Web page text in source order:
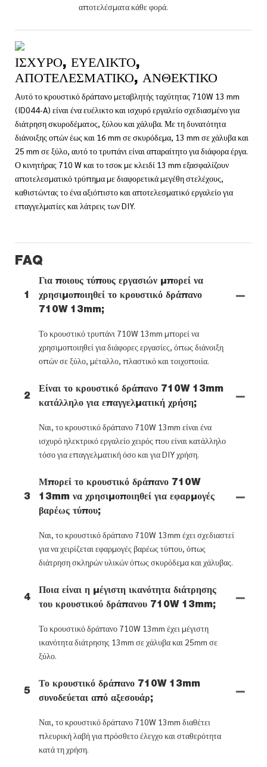
αποτελέσματα κάθε φορά.
ΙΣΧΥΡΌ, ΕΥΈΛΙΚΤΟ,
ΑΠΟΤΕΛΕΣΜΑΤΙΚΌ, ΑΝΘΕΚΤΙΚΌ
Αυτό το κρουστικό δράπανο μεταβλητής ταχύτητας 710W 13 mm
(ID044-A) είναι ένα ευέλικτο και ισχυρό εργαλείο σχεδιασμένο για
διάτρηση σκυροδέματος, ξύλου και χάλυβα. Με τη δυνατότητα
διάνοιξης οπών έως και 16 mm σε σκυρόδεμα, 13 mm σε χάλυβα και
25 mm σε ξύλο, αυτό το τρυπάνι είναι απαραίτητο για διάφορα έργα.
Ο κινητήρας 710 W και το τσοκ με κλειδί 13 mm εξασφαλίζουν
αποτελεσματικό τρύπημα με διαφορετικά μεγέθη στελέχους,
καθιστώντας το ένα αξιόπιστο και αποτελεσματικό εργαλείο για
επαγγελματίες και λάτρεις των DIY.
FAQ
1
Για ποιους τύπους εργασιών μπορεί να
χρησιμοποιηθεί το κρουστικό δράπανο
710W 13mm;
Το κρουστικό τρυπάνι 710W 13mm μπορεί να
χρησιμοποιηθεί για διάφορες εργασίες, όπως διάνοιξη
οπών σε ξύλο, μέταλλο, πλαστικό και τοιχοποιία.
2
Είναι το κρουστικό δράπανο 710W 13mm
κατάλληλο για επαγγελματική χρήση;
Ναι, το κρουστικό δράπανο 710W 13mm είναι ένα
ισχυρό ηλεκτρικό εργαλείο χειρός που είναι κατάλληλο
τόσο για επαγγελματική όσο και για DIY χρήση.
3
Μπορεί το κρουστικό δράπανο 710W
13mm να χρησιμοποιηθεί για εφαρμογές
βαρέως τύπου;
Ναι, το κρουστικό δράπανο 710W 13mm έχει σχεδιαστεί
για να χειρίζεται εφαρμογές βαρέως τύπου, όπως
διάτρηση σκληρών υλικών όπως σκυρόδεμα και χάλυβας.
4
Ποια είναι η μέγιστη ικανότητα διάτρησης
του κρουστικού δράπανου 710W 13mm;
Το κρουστικό δράπανο 710W 13mm έχει μέγιστη
ικανότητα διάτρησης 13mm σε χάλυβα και 25mm σε
ξύλο.
5
Το κρουστικό δράπανο 710W 13mm
συνοδεύεται από αξεσουάρ;
Ναι, το κρουστικό δράπανο 710W 13mm διαθέτει
πλευρική λαβή για πρόσθετο έλεγχο και σταθερότητα
κατά τη χρήση.